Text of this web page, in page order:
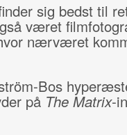
sig bedst til
været
nærværet
Bos
på The Matrix-